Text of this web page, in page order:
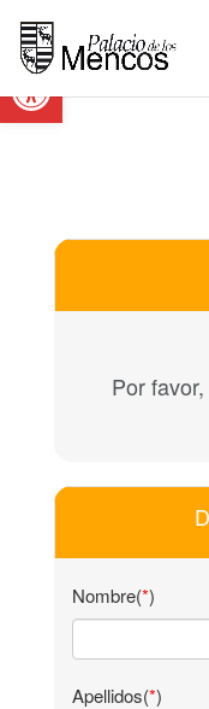
Abrir barra de herramientas
Por
Nombre(*)
Apellidos(*)